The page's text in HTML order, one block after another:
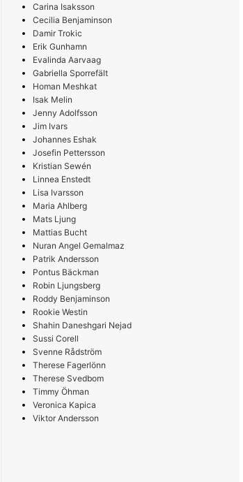
Carina Isaksson
Cecilia Benjaminson
Damir Trokic
Erik Gunhamn
Evalinda Aarvaag
Gabriella Sporrefält
Homan Meshkat
Isak Melin
Jenny Adolfsson
Jim Ivars
Johannes Eshak
Josefin Pettersson
Kristian Sewén
Linnea Enstedt
Lisa Ivarsson
Maria Ahlberg
Mats Ljung
Mattias Bucht
Nuran Angel Gemalmaz
Patrik Andersson
Pontus Bäckman
Robin Ljungsberg
Roddy Benjaminson
Rookie Westin
Shahin Daneshgari Nejad
Sussi Corell
Svenne Rådström
Therese Fagerlönn
Therese Svedbom
Timmy Öhman
Veronica Kapica
Viktor Andersson